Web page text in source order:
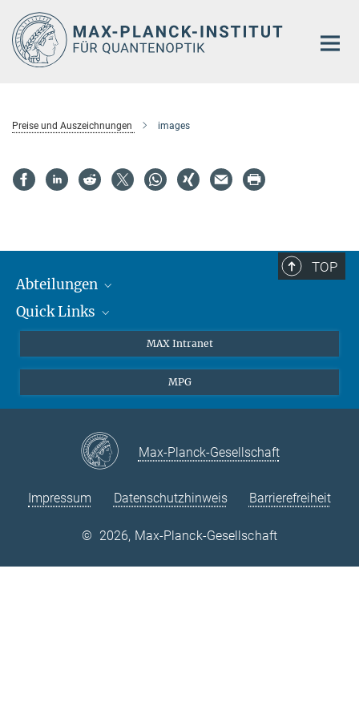
Hauptinhalt
Preise und Auszeichnungen images
TOP
Abteilungen
Attosekundenphysik
Quantendynamik
Quick Links
EU-Büro
Kontakt
Instagram
MAX Intranet
MPG
Max-Planck-Gesellschaft
Impressum Datenschutzhinweis Barrierefreiheit
© 2026, Max-Planck-Gesellschaft